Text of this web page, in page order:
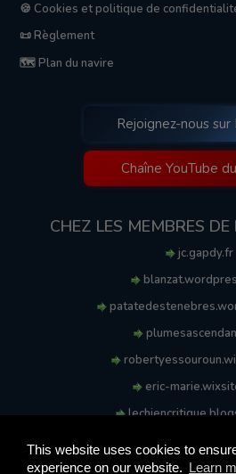
This website uses cookies to
experience on our website. Learn
🍪 Cookies et politique de
📜 Règlement
🗺️ Plan du navire
Rejoignez-nous sur
Chaîne YouTube
CHEZ LES MEMBRES
jc.gapdy.fr
eric-